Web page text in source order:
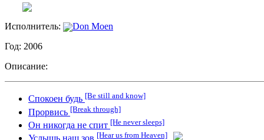
Исполнитель: Don Moen
Год: 2006
Описание:
Спокоен будь [Be still and know]
Прорвись [Break through]
Он никогда не спит [He never sleeps]
[Hear us from Heaven]